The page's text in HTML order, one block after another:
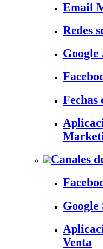
Email
Redes
Google
Fechas
Canales
Google
Venta